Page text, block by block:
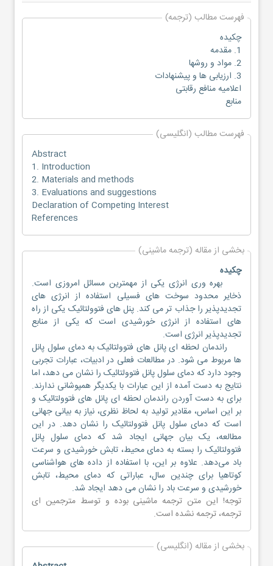
فهرست مطالب (ترجمه)
چکیده
1. مقدمه
2. مواد و روشها
3. ارزیابی ها و پیشنهادات
اعلامیه منافع رقابتی
منابع
فهرست مطالب (انگلیسی)
Abstract
1. Introduction
2. Materials and methods
3. Evaluations and suggestions
Declaration of Competing Interest
References
بخشی از مقاله (ترجمه ماشینی)
چکیده
بهره وری انرژی یکی از مهمترین مسائل امروزی است.
ذخایر محدود سوخت های فسیلی استفاده از انرژی های
تجدیدپذیر را جذاب تر می کند. پنل های فتوولتائیک یکی از راه
های استفاده از انرژی خورشیدی است که یکی از منابع
تجدیدپذیر انرژی است.
راندمان لحظه ای پانل های فتوولتائیک به دمای سلول پانل
ها مربوط می شود. در مطالعات فعلی در ادبیات، عبارات تجربی
وجود دارد که دمای سلول پانل فتوولتائیک را نشان می دهد، اما
نتایج به دست آمده از این عبارات با یکدیگر همپوشانی ندارند.
برای به دست آوردن راندمان لحظه ای پانل های فتوولتائیک و
بر این اساس، مقادیر تولید به لحاظ نظری، نیاز به بیانی جهانی
است که دمای سلول پانل فتوولتائیک را نشان دهد. در این
مطالعه، یک بیان جهانی ایجاد شد که دمای سلول پانل
فتوولتائیک را بسته به دمای محیط، تابش خورشیدی و سرعت
باد می‌دهد. علاوه بر این، با استفاده از داده های هواشناسی
کوتاهیا برای چندین سال، عباراتی که دمای محیط، تابش
خورشیدی و سرعت باد را نشان می دهد ایجاد شد.
توجه! این متن ترجمه ماشینی بوده و توسط مترجمین ای
ترجمه، ترجمه نشده است.
بخشی از مقاله (انگلیسی)